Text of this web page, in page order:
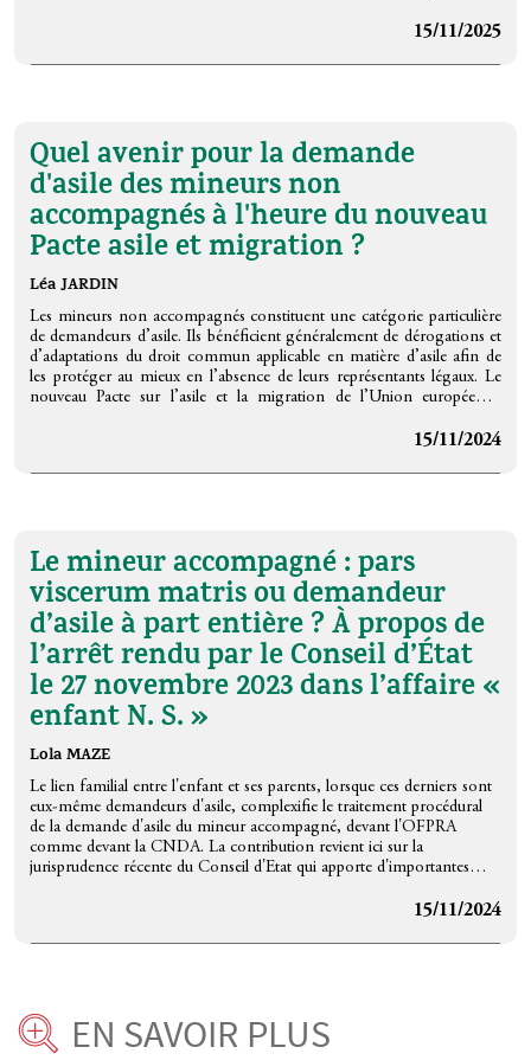
sur le fondement de l’article 72 TFUE et d’imposer des limitations au
nouveaux instruments européens — tels que le Règlement « crise » et
effectif à une procédure, dès l’arrivée aux frontières extérieures, ainsi
que le droit d’obtenir un statut protecteur lorsque les conditions sont
réunies.
À partir d’une analyse de la jurisprudence récente, cette contribution
met en évidence que la lutte contre l’« instrumentalisation » des
migrations ne saurait justifier une restriction disproportionnée de
droit, la Cour de justice confère à l’article 18 CDFUE une fonction
d’articulation des instruments du droit dérivé de l’asile, à la faveur de
la configuration d’un véritable « système européen commun d’asile ».
Or, cette dynamique demeure largement éclipsée par la prééminence
des enjeux de sécurité dans la réponse européenne aux défis
migratoires.
15/11/2025
Quel avenir pour la demande
d'asile des mineurs non
accompagnés à l'heure du nouveau
Pacte asile et migration ?
Léa JARDIN
Les mineurs non accompagnés constituent une catégorie particulière
de demandeurs d’asile. Ils bénéficient généralement de dérogations et
d’adaptations du droit commun applicable en matière d’asile afin de
les protéger au mieux en l’absence de leurs représentants légaux. Le
nouveau Pacte sur l’asile et la migration de l’Union européenne
d’asile européen commun. Notamment, il a privilégié, à plusieurs
à ces mineurs au détriment du respect de leurs droits. En ce qui
Malgré quelques avancées, la mise en œuvre de cette désignation, en
particulier lors de la nouvelle procédure de filtrage, risque de poser un
certain nombre de difficultés pratiques. Le Pacte ne semble pas avoir
fait de l’intérêt supérieur de ces enfants une considération
primordiale.
15/11/2024
Le mineur accompagné : pars
viscerum matris ou demandeur
d’asile à part entière ? À propos de
l’arrêt rendu par le Conseil d’État
le 27 novembre 2023 dans l’affaire «
enfant N. S. »
Lola MAZE
Le lien familial entre l'enfant et ses parents, lorsque ces derniers sont
eux-même demandeurs d'asile, complexifie le traitement procédural
de la demande d'asile du mineur accompagné, devant l'OFPRA
comme devant la CNDA. La contribution revient ici sur la
jurisprudence récente du Conseil d'Etat qui apporte d'importantes
15/11/2024
EN SAVOIR PLUS